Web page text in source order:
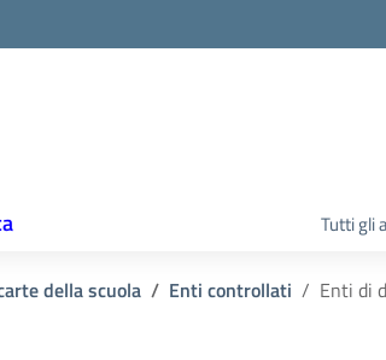
Tutti gli
della scuola Enti controllati Enti di